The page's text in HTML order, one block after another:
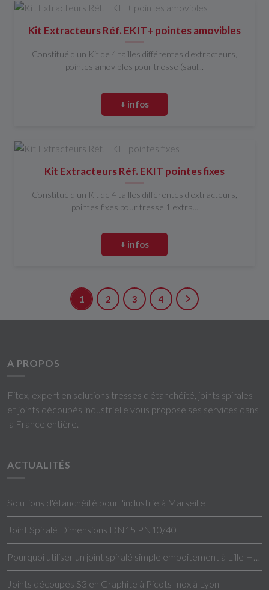
Kit Extracteurs Réf. EKIT+ pointes amovibles
Constitué d'un Kit de 4 tailles différentes d'extracteurs,
pointes amovibles pour tresse (sauf...
+ infos
Kit Extracteurs Réf. EKIT pointes fixes
Constitué d'un Kit de 4 tailles différentes d'extracteurs,
pointes fixes pour tresse.1 extra...
+ infos
1 2 3 4
A PROPOS
Fitex, expert en solutions tresses d'étanchéité, joints spirales
et joints découpés industrielle vous propose ses services dans
la France entière.
ACTUALITÉS
Solutions d'étanchéité pour l'industrie à Marseille
Joint Spiralé Dimensions DN15 PN10/40
Joints découpés S3 en Graphite à Picots Inox à Lyon